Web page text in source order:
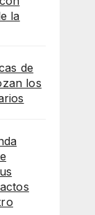
la
de
los